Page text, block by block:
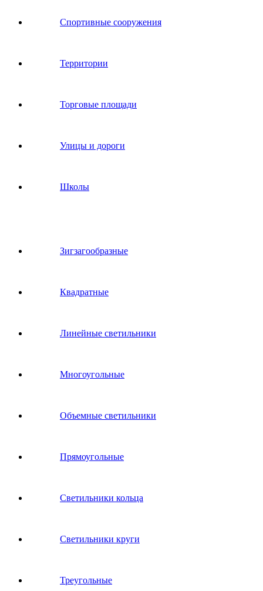
Спортивные сооружения
Территории
Торговые площади
Улицы и дороги
Школы
Зигзагообразные
Квадратные
Линейные светильники
Многоугольные
Объемные светильники
Прямоугольные
Светильники кольца
Светильники круги
Треугольные